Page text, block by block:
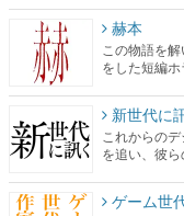
赫本
この物語を
をした短編ホ
新世代に
これからの
を追い、彼ら
ゲーム世